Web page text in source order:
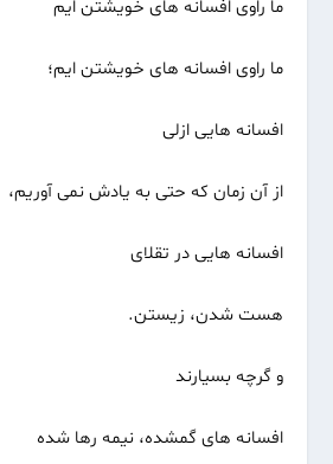
ما راوی افسانه های خویشتن ایم
ما راوی افسانه های خویشتن ایم؛
افسانه هایی ازلی
از آن زمان که حتی به یادش نمی آوریم،
افسانه هایی در تقلای
هست شدن، زیستن.
و گرچه بسیارند
افسانه های گمشده، نیمه رها شده